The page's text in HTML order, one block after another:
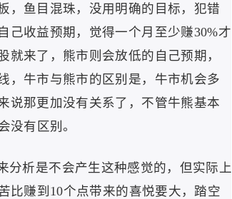
，鱼目混珠，没用明确的目标，犯错
己收益预期，觉得一个月至少赚30%才
来了，熊市则会放低的自己预期，
，牛市与熊市的区别是，牛市机会多
说那更加没有关系了，不管牛熊基本
没有区别。
分析是不会产生这种感觉的，但实际上
比赚到10个点带来的喜悦要大，踏空